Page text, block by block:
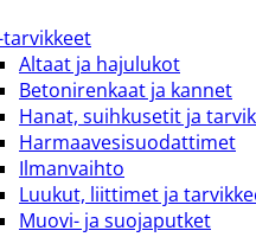
tarvikkeet
Altaat ja hajulukot
Betonirenkaat ja kannet
Hanat, suihkusetit ja
Harmaavesisuodattimet
Ilmanvaihto
Luukut, liittimet ja
Muovi- ja suojaputket